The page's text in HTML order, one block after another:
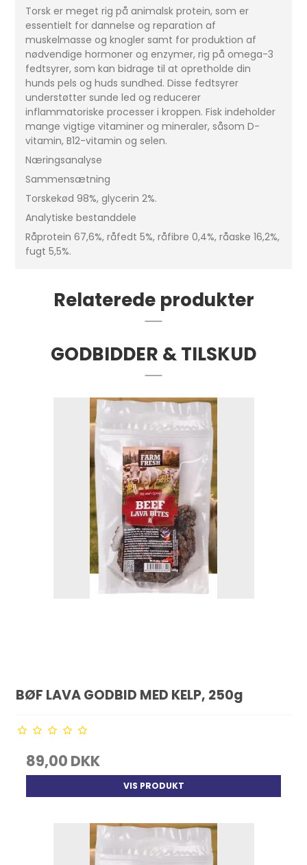
Torsk er meget rig på animalsk protein, som er
essentielt for dannelse og reparation af
muskelmasse og knogler samt for produktion af
nødvendige hormoner og enzymer, rig på omega-3
fedtsyrer, som kan bidrage til at opretholde din
hunds pels og huds sundhed. Disse fedtsyrer
understøtter sunde led og reducerer
inflammatoriske processer i kroppen. Fisk indeholder
mange vigtige vitaminer og mineraler, såsom D-
vitamin, B12-vitamin og selen.
Næringsanalyse
Sammensætning
Torskekød 98%, glycerin 2%.
Analytiske bestanddele
Råprotein 67,6%, råfedt 5%, råfibre 0,4%, råaske 16,2%,
fugt 5,5%.
Relaterede produkter
GODBIDDER & TILSKUD
BØF LAVA GODBID MED KELP, 250g
89,00 DKK
VIS PRODUKT